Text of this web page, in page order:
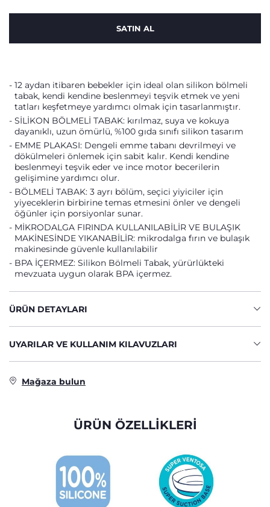
SATIN AL
12 aydan itibaren bebekler için ideal olan silikon bölmeli
tabak, kendi kendine beslenmeyi teşvik etmek ve yeni
tatları keşfetmeye yardımcı olmak için tasarlanmıştır.
SİLİKON BÖLMELİ TABAK: kırılmaz, suya ve kokuya
dayanıklı, uzun ömürlü, %100 gıda sınıfı silikon tasarım
EMME PLAKASI: Dengeli emme tabanı devrilmeyi ve
dökülmeleri önlemek için sabit kalır. Kendi kendine
beslenmeyi teşvik eder ve ince motor becerilerin
gelişimine yardımcı olur.
BÖLMELİ TABAK: 3 ayrı bölüm, seçici yiyiciler için
yiyeceklerin birbirine temas etmesini önler ve dengeli
öğünler için porsiyonlar sunar.
MİKRODALGA FIRINDA KULLANILABİLİR VE BULAŞIK
MAKİNESİNDE YIKANABİLİR: mikrodalga fırın ve bulaşık
makinesinde güvenle kullanılabilir
BPA İÇERMEZ: Silikon Bölmeli Tabak, yürürlükteki
mevzuata uygun olarak BPA içermez.
ÜRÜN DETAYLARI
UYARILAR VE KULLANIM KILAVUZLARI
Mağaza bulun
ÜRÜN ÖZELLİKLERİ